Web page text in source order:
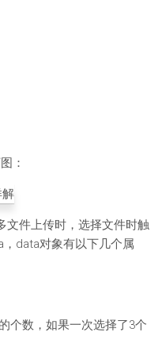
：
件上传时，选择文件时触
data对象有以下几个属
数，如果一次选择了3个